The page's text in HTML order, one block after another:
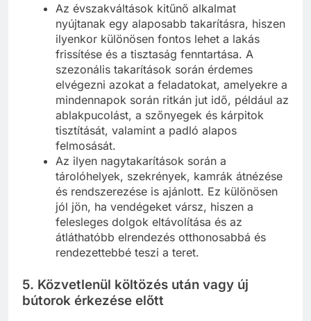
Az évszakváltások kitűnő alkalmat
nyújtanak egy alaposabb takarításra, hiszen
ilyenkor különösen fontos lehet a lakás
frissítése és a tisztaság fenntartása. A
szezonális takarítások során érdemes
elvégezni azokat a feladatokat, amelyekre a
mindennapok során ritkán jut idő, például az
ablakpucolást, a szőnyegek és kárpitok
tisztítását, valamint a padló alapos
felmosását.
Az ilyen nagytakarítások során a
tárolóhelyek, szekrények, kamrák átnézése
és rendszerezése is ajánlott. Ez különösen
jól jön, ha vendégeket vársz, hiszen a
felesleges dolgok eltávolítása és az
átláthatóbb elrendezés otthonosabbá és
rendezettebbé teszi a teret.
5. Közvetlenül költözés után vagy új
bútorok érkezése előtt